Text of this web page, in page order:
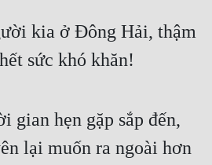
kia ở Đông Hải, thậm
sức khó khăn!
gian hẹn gặp sắp đến,
lại muốn ra ngoài hơn